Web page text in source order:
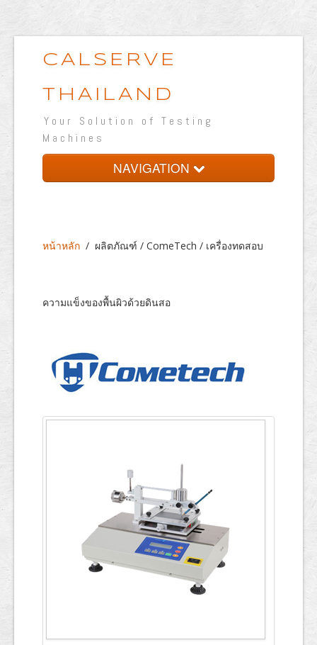
CALSERVE
THAILAND
Your Solution of Testing
Machines
NAVIGATION
ผลิตภัณฑ์
เวปแสดงผลงาน
English
หน้าหลัก / ผลิตภัณฑ์ / ComeTech / เครื่องทดสอบ
ความแข็งของพื้นผิวด้วยดินสอ